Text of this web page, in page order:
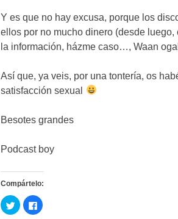
Y es que no hay excusa, porque los
ellos por no mucho dinero (desde luego,
la información, házme caso…, Waan
Así que,ya veis, por una tontería,os
satisfacción sexual
Besotes grandes
Podcast boy
Compártelo:
C
l
C
l